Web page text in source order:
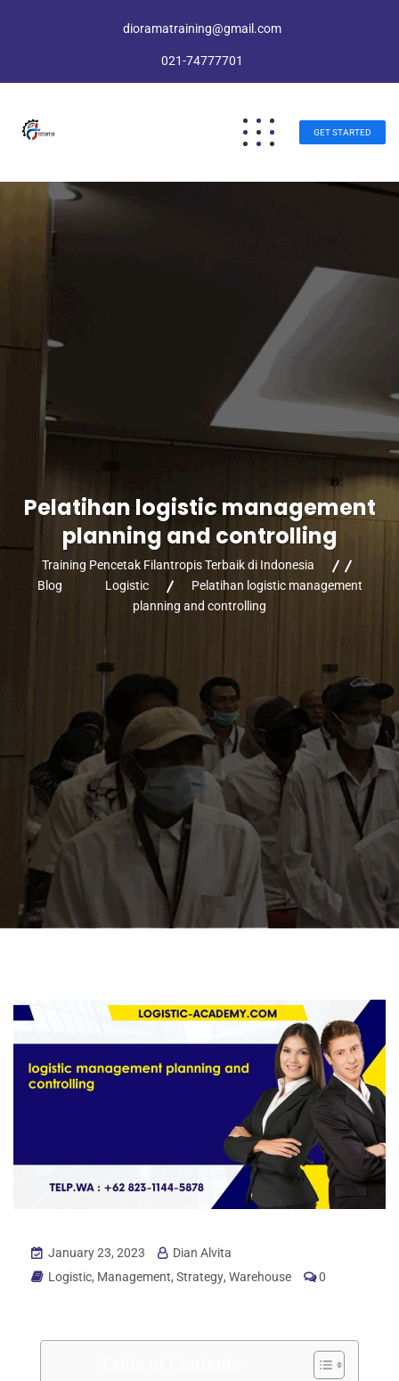
dioramatraining@gmail.com
021-74777701
GET STARTED
Pelatihan logistic management
planning and controlling
Training Pencetak Filantropis Terbaik di Indonesia
Blog
Logistic
Pelatihan logistic management
planning and controlling
January 23, 2023
Dian Alvita
Logistic, Management, Strategy, Warehouse 0